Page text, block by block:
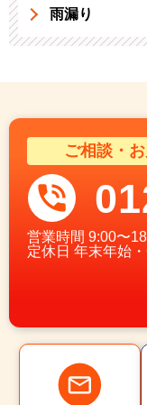
雨漏り
ご相談・
営業時間 9:00〜
定休日 年末年始